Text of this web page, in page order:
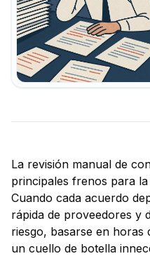
La revisión manual de
principales frenos para
Cuando cada acuerdo
rápida de proveedores y
riesgo, basarse en
un cuello de botella